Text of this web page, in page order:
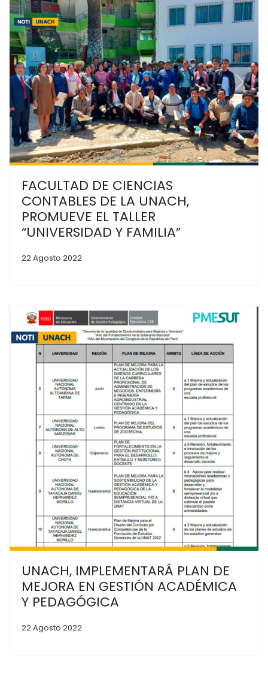
Previous Next
FACULTAD DE CIENCIAS
CONTABLES DE LA UNACH,
PROMUEVE EL TALLER
“UNIVERSIDAD Y FAMILIA”
22 Agosto 2022
Previous
UNACH, IMPLEMENTARÁ PLAN DE
MEJORA EN GESTIÓN ACADÉMICA
Y PEDAGÓGICA
22 Agosto 2022